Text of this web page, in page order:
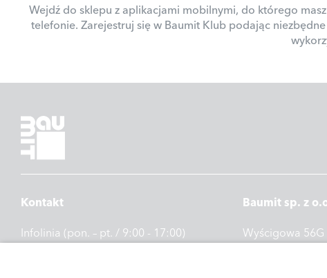
Wejdź do sklepu z aplikacjami mobilnymi, do którego
telefonie. Zarejestruj się w Baumit Klub podając
Kontakt
Infolinia (pon. – pt. / 9:00 - 17:00)
Telefon: 505 414 844
Baumit sp. z
Wyścigowa 56G
53-012 Wrocław